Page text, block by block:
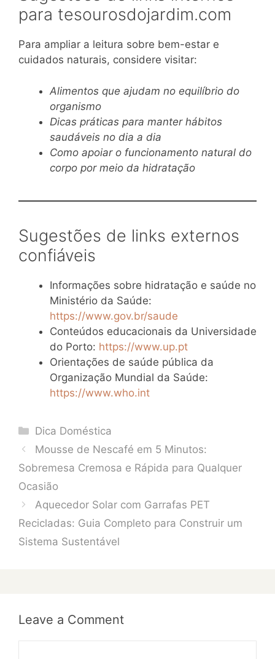
para tesourosdojardim.com
Para ampliar a leitura sobre bem-estar e
cuidados naturais, considere visitar:
Alimentos que ajudam no equilíbrio do
organismo
Dicas práticas para manter hábitos
saudáveis no dia a dia
Como apoiar o funcionamento natural do
corpo por meio da hidratação
Sugestões de links externos
confiáveis
Informações sobre hidratação e saúde no
Ministério da Saúde:
https://www.gov.br/saude
Conteúdos educacionais da Universidade
do Porto: https://www.up.pt
Orientações de saúde pública da
Organização Mundial da Saúde:
https://www.who.int
Categories
Dica Doméstica
Mousse de Nescafé em 5 Minutos:
Sobremesa Cremosa e Rápida para Qualquer
Ocasião
Aquecedor Solar com Garrafas PET
Recicladas: Guia Completo para Construir um
Sistema Sustentável
Leave a Comment